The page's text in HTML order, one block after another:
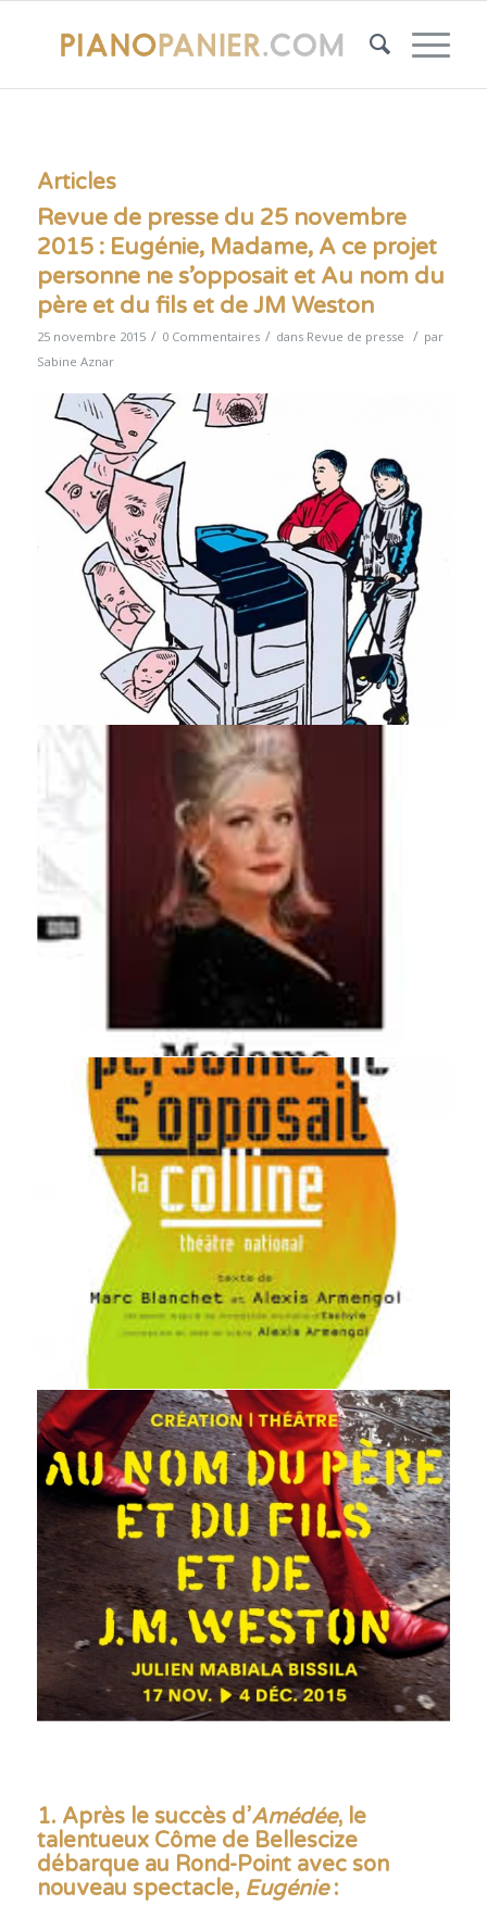
Articles
Revue de presse du 25 novembre
2015 : Eugénie, Madame, A ce projet
personne ne s’opposait et Au nom du
père et du fils et de JM Weston
25 novembre 2015 / 0 Commentaires / dans Revue de presse / par
Sabine Aznar
1. Après le succès d’Amédée, le
talentueux Côme de Bellescize
débarque au Rond-Point avec son
nouveau spectacle, Eugénie: